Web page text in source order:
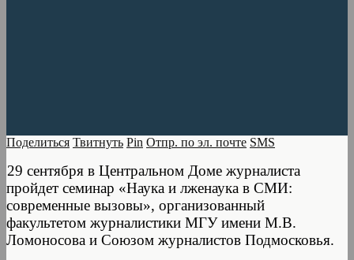
Поделиться Твитнуть Pin Отпр. по эл. почте SMS
29 сентября в Центральном Доме журналиста
пройдет семинар «Наука и лженаука в СМИ:
современные вызовы», организованный
факультетом журналистики МГУ имени М.В.
Ломоносова и Союзом журналистов Подмосковья.